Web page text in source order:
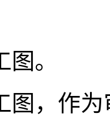
。
图，作